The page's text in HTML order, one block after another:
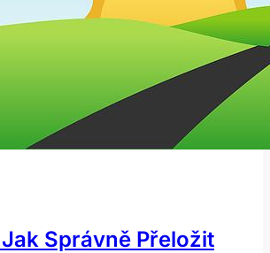
Správně Přeložit